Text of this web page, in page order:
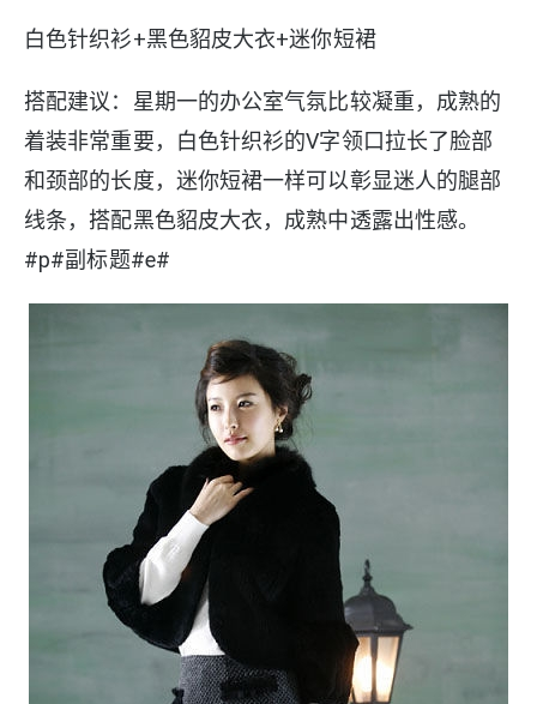
白色针织衫+黑色貂皮大衣+迷你短裙
搭配建议：星期一的办公室气氛比较凝重，成熟的
着装非常重要，白色针织衫的V字领口拉长了脸部
和颈部的长度，迷你短裙一样可以彰显迷人的腿部
线条，搭配黑色貂皮大衣，成熟中透露出性感。
#p#副标题#e#